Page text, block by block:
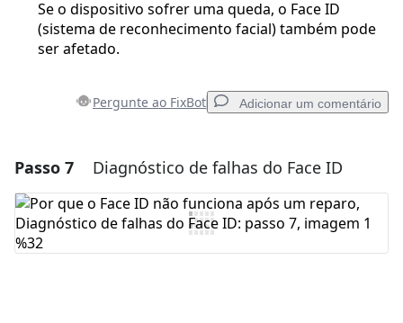
Se o dispositivo sofrer uma queda, o Face ID
(sistema de reconhecimento facial) também pode
ser afetado.
Pergunte ao FixBot Adicionar um comentário
Adicionar um comentário
Comentar
Passo 7 Diagnóstico de falhas do Face ID